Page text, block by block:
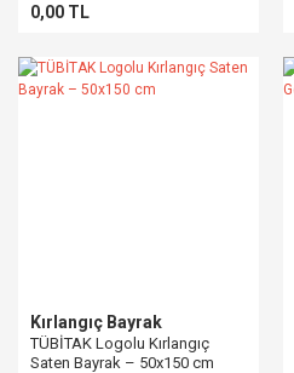
0,00 TL
Kırlangıç Bayrak
TÜBİTAK Logolu Kırlangıç
Saten Bayrak – 50x150 cm